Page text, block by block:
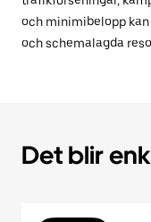
och minimibelopp
och schemalagda
Det blir